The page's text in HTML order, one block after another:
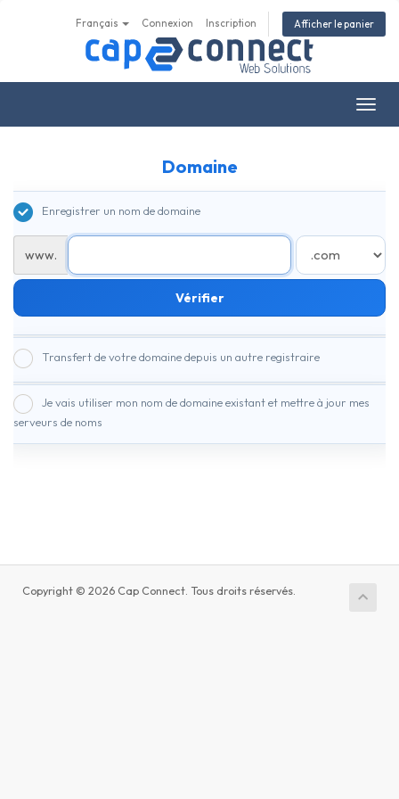
Français Connexion Inscription Afficher le panier
la
Domaine
Enregistrer un nom de domaine
www.
Vérifier
Transfert de votre domaine depuis un autre registraire
Je vais utiliser mon nom de domaine existant et mettre à jour mes
serveurs de noms
Copyright © 2026 Cap Connect. Tous droits réservés.